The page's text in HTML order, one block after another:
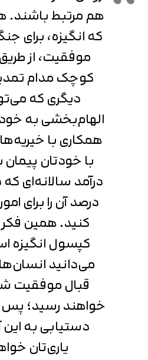
هم مرتبط
که انگیزه، برای
موفقیت، از
کوچک مدام
دیگری که
الهام‌بخشی به
همکاری با
با خودتان پیمان
درصد آن‌ را برای
کنید. همین
کپسول انگیزه
می‌دانید
قبال موفقیت
خواهند رسید؛ پس
دستیابی به این
یاری‌تان
تایید کد
دریافت مجدد کد: